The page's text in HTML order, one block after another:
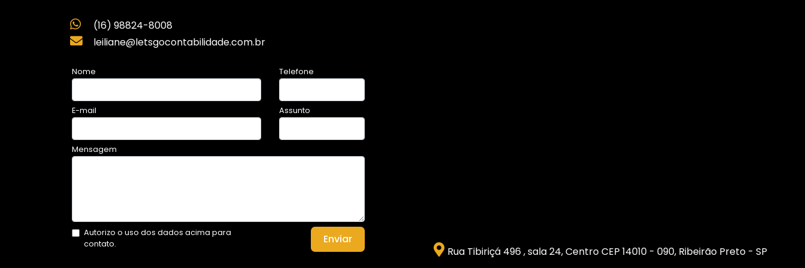
(16) 98824-8008
leiliane@letsgocontabilidade.com.br
Nome Telefone
E-mail Assunto
Mensagem
Autorizo o uso dos dados acima para
contato.
Enviar
Rua Tibiriçá 496 , sala 24, Centro CEP 14010 - 090, Ribeirão Preto - SP